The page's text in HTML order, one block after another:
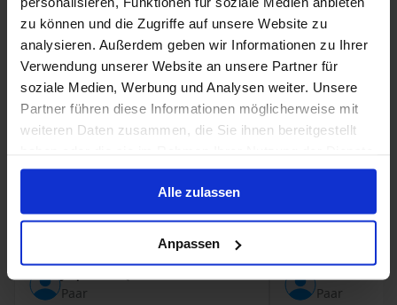
zu können und die Zugriffe auf unsere Website zu
analysieren. Außerdem geben wir Informationen zu Ihrer
Verwendung unserer Website an unsere Partner für
soziale Medien, Werbung und Analysen weiter. Unsere
Partner führen diese Informationen möglicherweise mit
weiteren Daten zusammen, die Sie ihnen bereitgestellt
gesammelt haben.
Alle zulassen
Anpassen
5 Tage • Außenkabine (Kat. 6C): •
Abfahrt: 2.10.2019
Vorteile
Es war auf jeden Fall ein Erlebnis
Paar
5 Tage •
Abfahrt:
Vorteile
Feste
allgemein
Paar